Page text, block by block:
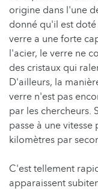
origine dans l'une
donné qu'il est
verre a une forte
l'acier, le verre ne
des cristaux qui
D'ailleurs, la
verre n'est pas
par les chercheurs.
passe à une
kilomètres par
C'est tellement
apparaissent